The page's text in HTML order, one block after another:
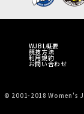
WJBL概要
競技方法
利用規約
お問い合わせ
© 2001-2018 Women's